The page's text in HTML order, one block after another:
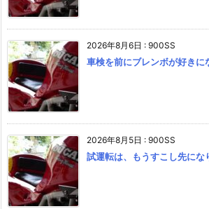
2026年8月6日 : 900SS
車検を前にブレンボが好きに
2026年8月5日 : 900SS
試運転は、もうすこし先にな